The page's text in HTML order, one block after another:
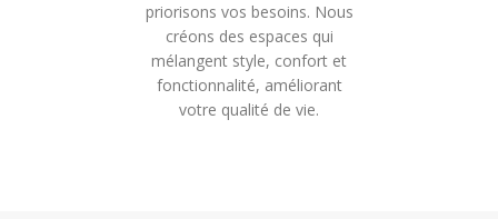
priorisons vos besoins. Nous
créons des espaces qui
mélangent style, confort et
fonctionnalité, améliorant
votre qualité de vie.